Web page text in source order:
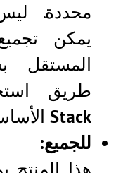
محددة.
يمكن
المستقل
طريق
Stack
للجميع: